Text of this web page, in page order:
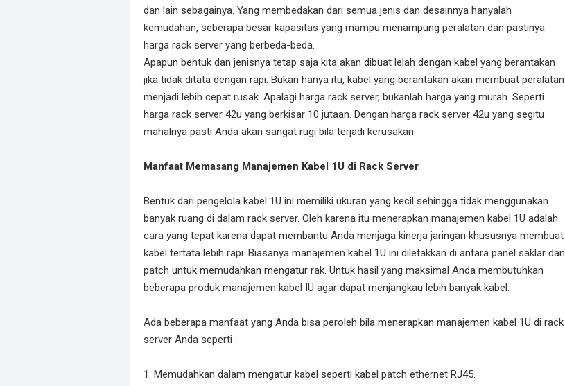
dan lain sebagainya. Yang membedakan dari semua jenis dan desainnya hanyalah
kemudahan, seberapa besar kapasitas yang mampu menampung peralatan dan pastinya
harga rack server yang berbeda-beda.
Apapun bentuk dan jenisnya tetap saja kita akan dibuat lelah dengan kabel yang berantakan
jika tidak ditata dengan rapi. Bukan hanya itu, kabel yang berantakan akan membuat peralatan
menjadi lebih cepat rusak. Apalagi harga rack server, bukanlah harga yang murah. Seperti
harga rack server 42u yang berkisar 10 jutaan. Dengan harga rack server 42u yang segitu
mahalnya pasti Anda akan sangat rugi bila terjadi kerusakan.
Manfaat Memasang Manajemen Kabel 1U di Rack Server
Bentuk dari pengelola kabel 1U ini memiliki ukuran yang kecil sehingga tidak menggunakan
banyak ruang di dalam rack server. Oleh karena itu menerapkan manajemen kabel 1U adalah
cara yang tepat karena dapat membantu Anda menjaga kinerja jaringan khususnya membuat
kabel tertata lebih rapi. Biasanya manajemen kabel 1U ini diletakkan di antara panel saklar dan
patch untuk memudahkan mengatur rak. Untuk hasil yang maksimal Anda membutuhkan
beberapa produk manajemen kabel IU agar dapat menjangkau lebih banyak kabel.
Ada beberapa manfaat yang Anda bisa peroleh bila menerapkan manajemen kabel 1U di rack
server Anda seperti :
1. Memudahkan dalam mengatur kabel seperti kabel patch ethernet RJ45.